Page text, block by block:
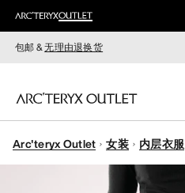
包邮 &无理由退换货
女装
Arc'teryx Outlet 女装 内层衣服